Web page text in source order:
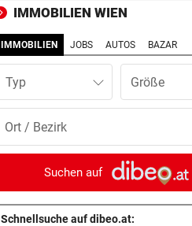
RISKANTES MANÖVER
Biker bei Überholversuch
L200 verunfallt
gegen Werder Bremen
RADFAHRERIN FAND WRACK vor
Tödlicher Unfall wurde erst
Stunden entdeckt
IMMOBILIEN WIEN
IMMOBILIEN JOBS AUTOS BAZAR
Typ
Suchen auf
Schnellsuche auf dibeo.at: